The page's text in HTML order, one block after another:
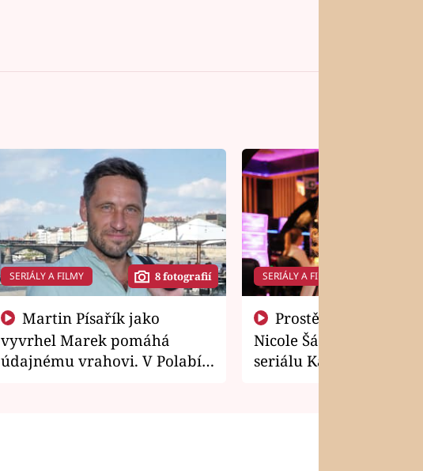
SERIÁLY A FILMY 8 fotografií
vyvrhel Marek pomáhá
údajnému vrahovi. V Polabí
SERIÁLY A FILMY
Nicole Šáchová získala
seriálu Kamarádi